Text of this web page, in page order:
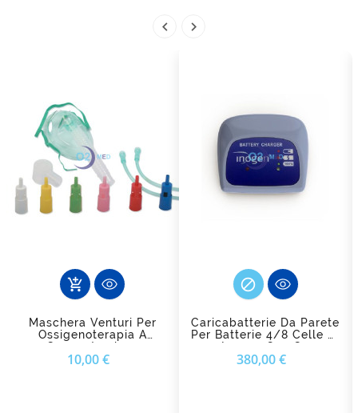
 
add_shopping_cart
Maschera Venturi Per
Ossigenoterapia A
Concentrazione
Variabile FIAB
10,00 €

Caricabatterie Da Parete
Per Batterie 4/8 Celle Di
Inogen One G4
380,00 €